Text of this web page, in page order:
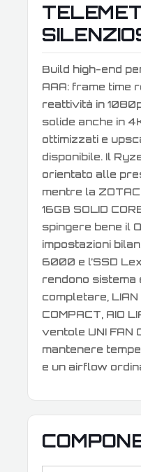
Build high-end
AAA: frame time
reattività in
solide anche in
ottimizzati e
disponibile. Il
orientato alle
mentre la
16GB SOLID
spingere bene il
impostazioni
6000 e l’SSD
rendono sistema
completare, LIAN
COMPACT, AIO
ventole UNI FAN
mantenere
e un airflow